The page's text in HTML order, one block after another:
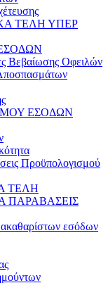
ΤΕΛΗ ΥΠΕΡ
Βεβαίωσης Οφειλών
ΕΣΟΔΩΝ
Προϋπολογισμού
ΤΕΛΗ
ΠΑΡΑΒΑΣΕΙΣ
εσόδων